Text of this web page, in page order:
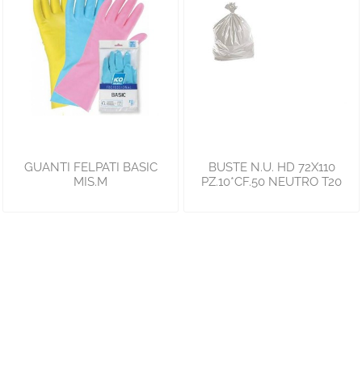
GUANTI FELPATI BASIC
MIS.M
BUSTE N.U. HD 72X110
PZ.10*CF.50 NEUTRO T20